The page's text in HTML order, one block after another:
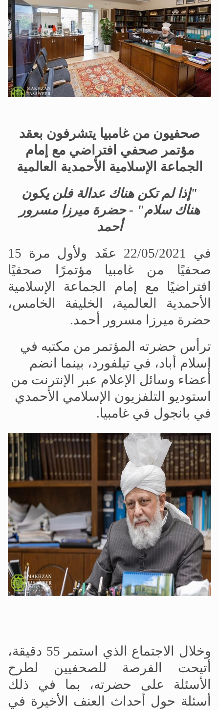
الحجّ.. دلالات، حِكم، وأهداف >> المزيد
اقرأ هذا المقال في أهمية عيد
صحفيون من غامبيا يتشرفون بعقد
مؤتمر صحفي افتراضي مع إمام
الجماعة الإسلامية الأحمدية العالمية
"إذا لم تكن هناك عدالة فلن يكون
هناك سلام" - حضرة ميرزا مسرور
أحمد
في 22/05/2021 عقَد ولأول مرة 15
صحفيًا من غامبيا مؤتمرًا صحفيًا
افتراضيًا مع إمام الجماعة الإسلامية
الأحمدية العالمية، الخليفة الخامس،
حضرة ميرزا مسرور أحمد.
ترأس حضرته المؤتمر من مكتبه في
إسلام أباد، في تيلفورد، بينما انضم
أعضاء وسائل الإعلام عبر الإنترنت من
استوديو التلفزيون الإسلامي الأحمدي
في بانجول في غامبيا.
وخلال الاجتماع الذي استمر 55 دقيقة،
أتيحت الفرصة للصحفيين لطرح
الأسئلة على حضرته، بما في ذلك
أسئلة حول أحداث العنف الأخيرة في